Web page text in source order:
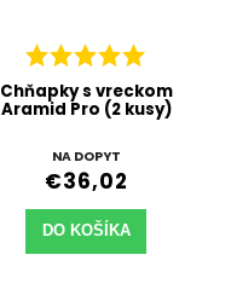
Chňapky s vreckom
Aramid Pro (2 kusy)
NA DOPYT
€36,02
DO KOŠÍKA